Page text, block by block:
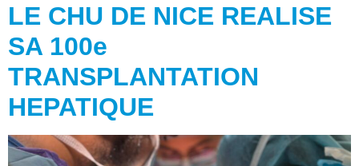
LE CHU DE NICE REALISE
SA 100e
TRANSPLANTATION
HEPATIQUE